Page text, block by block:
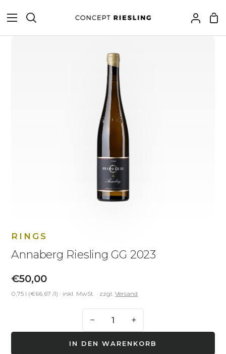
RINGS
Annaberg Riesling GG 2023
€50,00
0,75 l (€66,67 /l) · inkl. MwSt. · zzgl.Versand
− +
IN DEN WARENKORB